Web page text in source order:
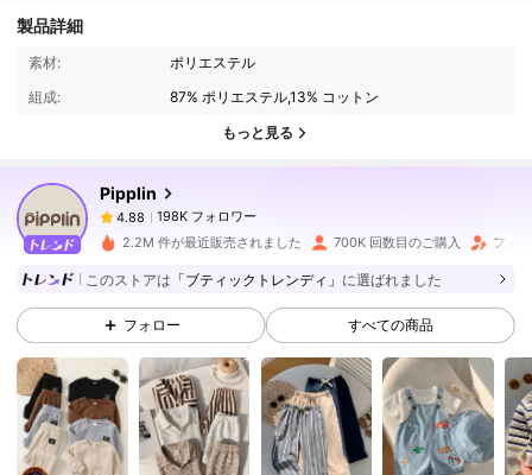
製品詳細
素材:
ポリエステル
組成:
87% ポリエステル,13% コットン
もっと見る
Pipplin
4.88
198K フォロワー
p***1は1日前に購入しました
4.88 198K フォロワー
4.88 198K フォロワー
4.88 198K フォロワー
2.2M 件が最近販売されました 700K 回数目のご購入 フォ
このストアは 「ブティックトレンディ」 に選ばれました
フォロー すべての商品